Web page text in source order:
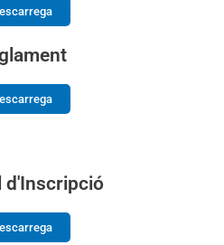
d'Inscripció